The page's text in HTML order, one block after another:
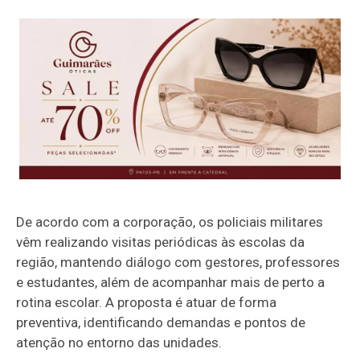
De acordo com a corporação, os policiais militares
vêm realizando visitas periódicas às escolas da
região, mantendo diálogo com gestores, professores
e estudantes, além de acompanhar mais de perto a
rotina escolar. A proposta é atuar de forma
preventiva, identificando demandas e pontos de
atenção no entorno das unidades.